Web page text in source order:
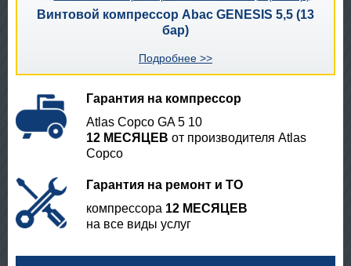
Винтовой компрессор Abac GENESIS 5,5 (13
бар)
Подробнее >>
Гарантия на компрессор
Atlas Copco GA 5 10
12 МЕСЯЦЕВ от производителя Atlas
Copco
Гарантия на ремонт и ТО
компрессора 12 МЕСЯЦЕВ
на все виды услуг